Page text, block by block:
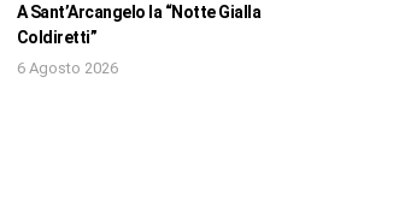
A Sant’Arcangelo la “Notte Gialla
Coldiretti”
6 Agosto 2026